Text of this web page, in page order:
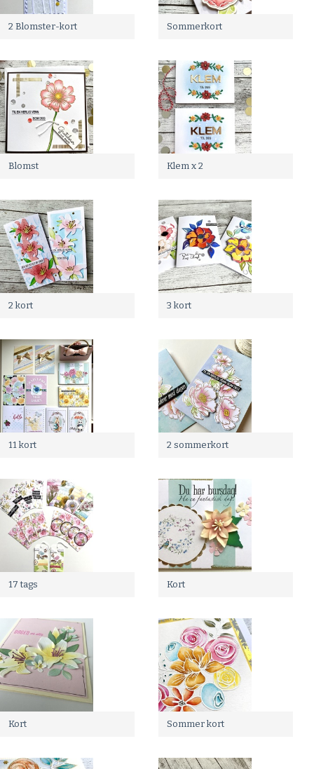
2 Blomster-kort Sommerkort
Blomst Klem x 2
2 kort 3 kort
11 kort 2 sommerkort
17 tags Kort
Kort Sommer kort